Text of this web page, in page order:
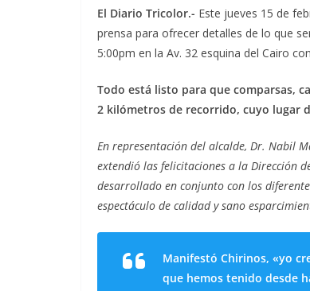
El Diario Tricolor.- Este jueves 15 de
prensa para ofrecer detalles de lo que
5:00pm en la Av. 32 esquina del Cairo
Todo está listo para que comparsas,
2 kilómetros de recorrido, cuyo lugar
En representación del alcalde, Dr. Nabil
extendió las felicitaciones a la Dirección
desarrollado en conjunto con los
espectáculo de calidad y sano
Manifestó Chirinos, «yo
que hemos tenido desde